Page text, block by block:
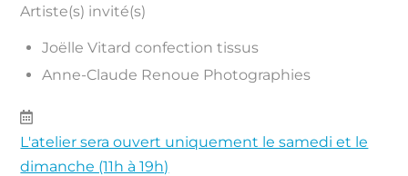
Artiste(s) invité(s)
Joëlle Vitard confection tissus
Anne-Claude Renoue Photographies
L'atelier sera ouvert uniquement le samedi et le
dimanche (11h à 19h)